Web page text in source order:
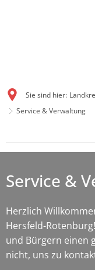
Sie sind hier:
Service & Verwaltung
Service
Verwaltung
Service &
Herzlich
Hersfeld-
und Bürgern einen
nicht, uns zu